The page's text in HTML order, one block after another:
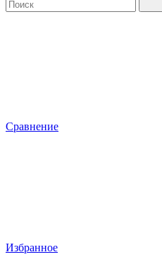
Сравнение
Избранное